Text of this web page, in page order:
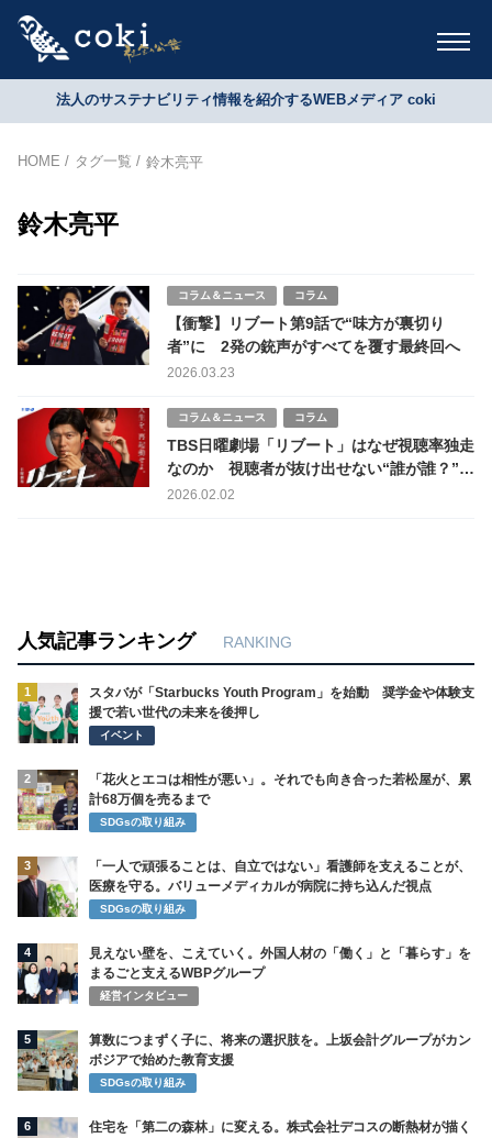
法人のサステナビリティ情報を紹介するWEBメディア coki
HOME タグ一覧 鈴木亮平
鈴木亮平
コラム＆ニュース コラム
【衝撃】リブート第9話で“味方が裏切り
者”に 2発の銃声がすべてを覆す最終回へ
2026.03.23
コラム＆ニュース コラム
TBS日曜劇場「リブート」はなぜ視聴率独走
なのか 視聴者が抜け出せない“誰が誰？”サ
スペンスの正体
2026.02.02
人気記事ランキング RANKING
1
スタバが「Starbucks Youth Program」を始動 奨学金や体験支
援で若い世代の未来を後押し
イベント
2
「花火とエコは相性が悪い」。それでも向き合った若松屋が、累
計68万個を売るまで
SDGsの取り組み
3
「一人で頑張ることは、自立ではない」看護師を支えることが、
医療を守る。バリューメディカルが病院に持ち込んだ視点
SDGsの取り組み
4
見えない壁を、こえていく。外国人材の「働く」と「暮らす」を
まるごと支えるWBPグループ
経営インタビュー
5
算数につまずく子に、将来の選択肢を。上坂会計グループがカン
ボジアで始めた教育支援
SDGsの取り組み
6
住宅を「第二の森林」に変える。株式会社デコスの断熱材が描く